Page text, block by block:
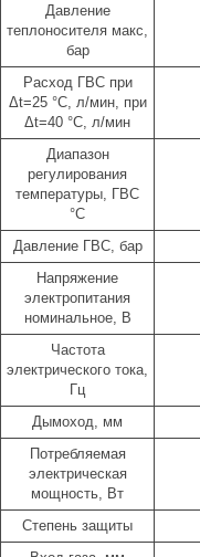
Давление
теплоносителя макс,
бар
Расход ГВС при
Δt=25 °C, л/мин, при
Δt=40 °C, л/мин
Диапазон
регулирования
температуры, ГВС
°C
Давление ГВС, бар
Напряжение
электропитания
номинальное, В
Частота
электрического тока,
Гц
Дымоход, мм
Потребляемая
электрическая
мощность, Вт
Степень защиты